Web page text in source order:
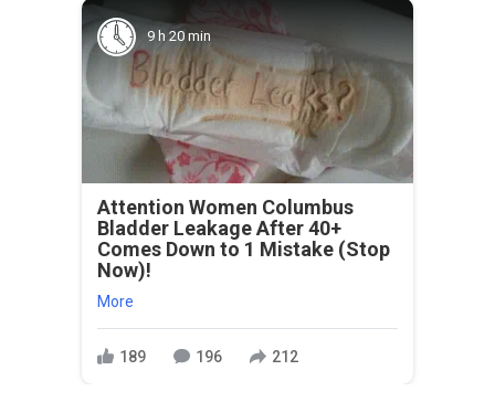
9 h 20 min
Attention Women Columbus
Bladder Leakage After 40+
Comes Down to 1 Mistake (Stop
Now)!
More
189 196 212